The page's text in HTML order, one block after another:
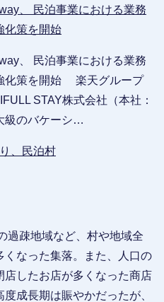
、 民泊事業における業務
化策を開始
、 民泊事業における業務
化策を開始 楽天グループ
STAY株式会社（本社：
級のバケーシ…
、民泊村
過疎地域など、村や地域全
なった集落。また、人口の
したお店が多くなった商店
成長期は賑やかだったが、